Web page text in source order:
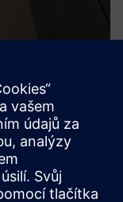
je stav výtahu
například výtah
údržby,
identifikační